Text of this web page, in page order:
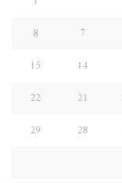
7
8
14
15
21
22
28
29